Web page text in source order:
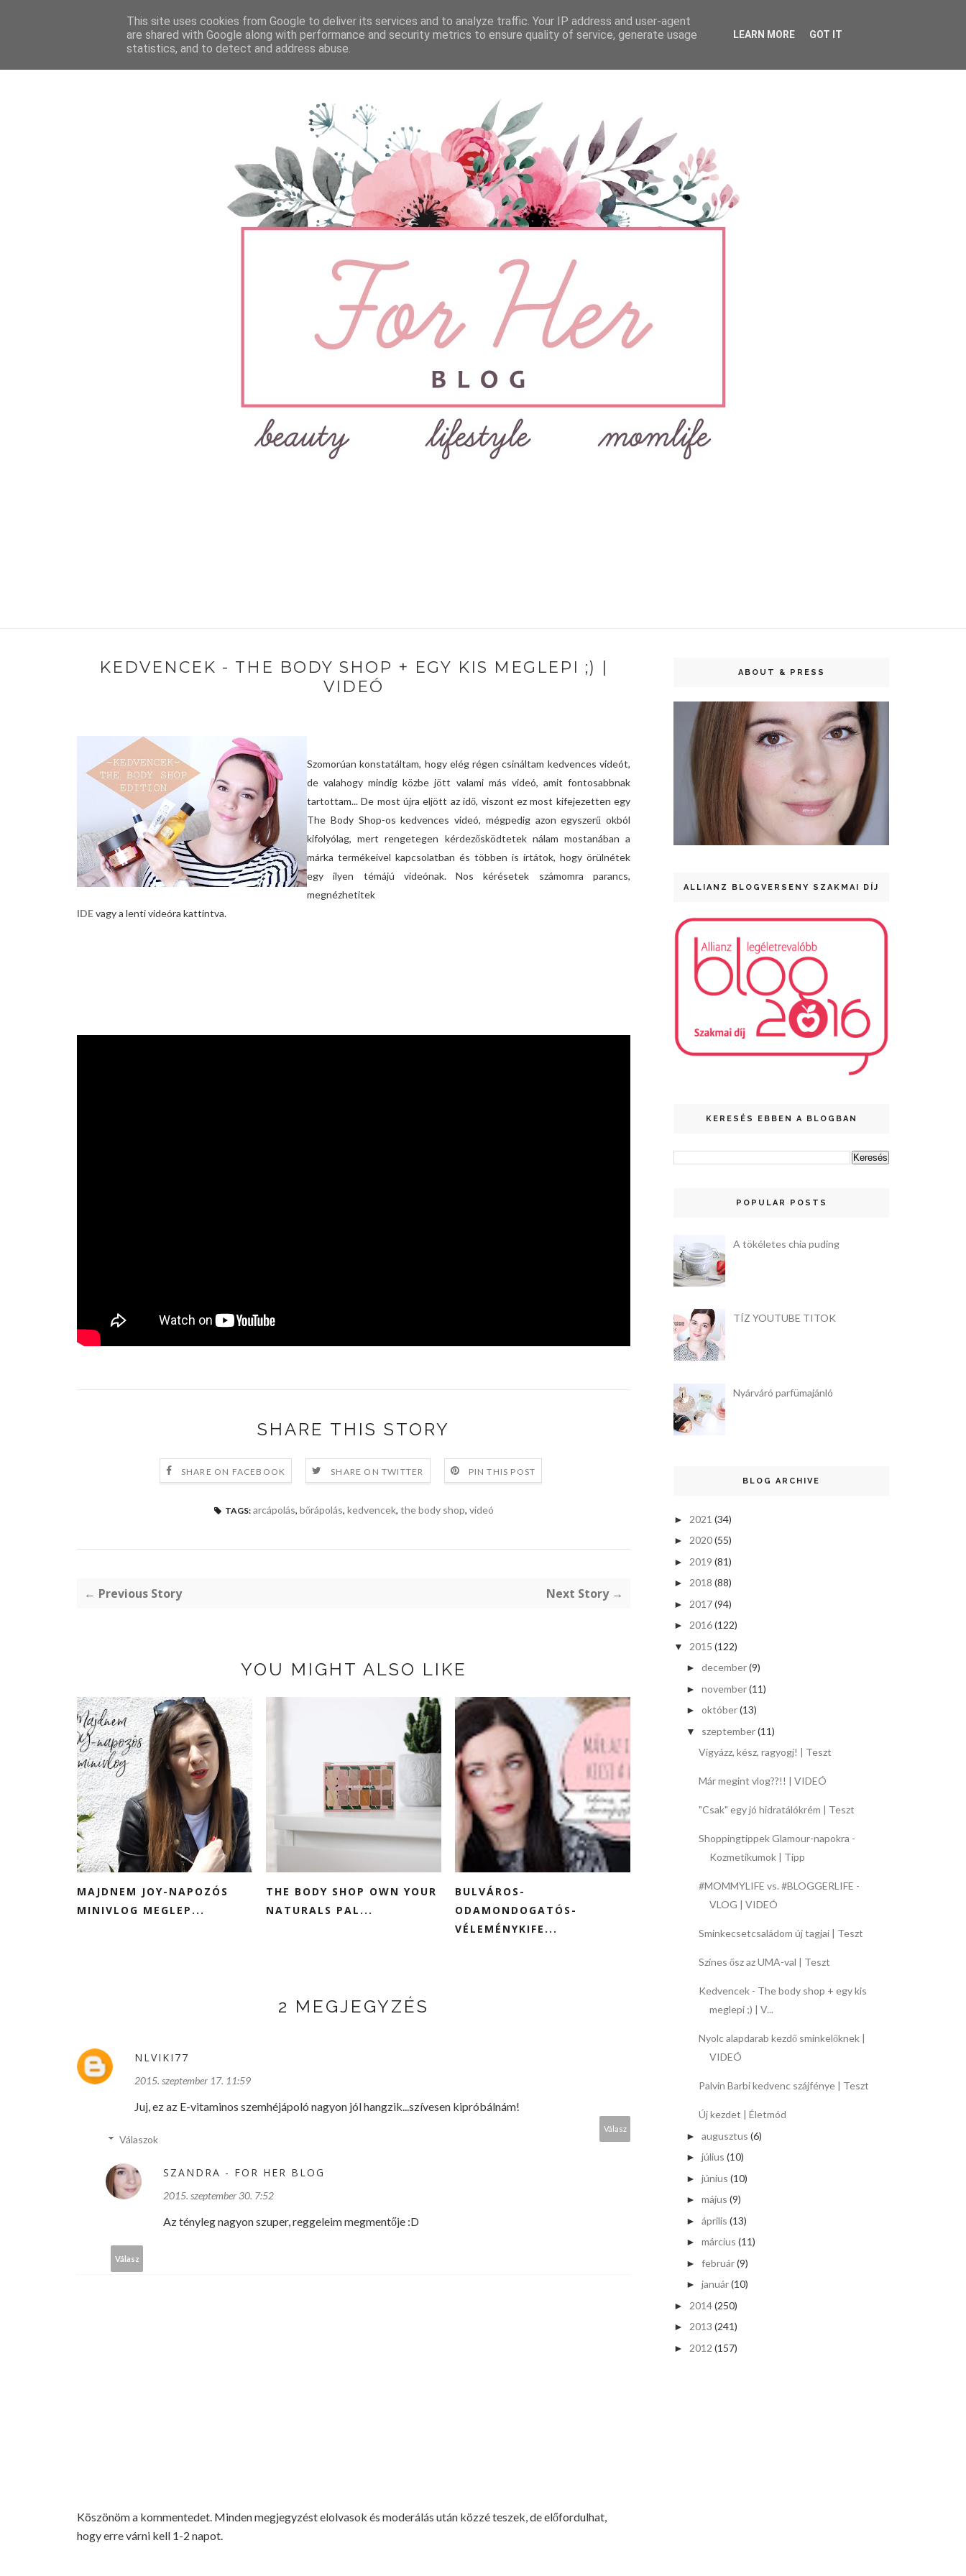
TERMÉKTESZTEK BŐRÁPOLÁS ÉLETMÓD BABA SZEMÉLYES VIDEÓ
KEDVENCEK - THE BODY SHOP + EGY KIS MEGLEPI ;) |
VIDEÓ
Szomorúan konstatáltam, hogy elég régen csináltam kedvences videót,
de valahogy mindig közbe jött valami más videó, amit fontosabbnak
tartottam... De most újra eljött az idő, viszont ez most kifejezetten egy
The Body Shop-os kedvences videó, mégpedig azon egyszerű okból
kifolyólag, mert rengetegen kérdezősködtetek nálam mostanában a
márka termékeivel kapcsolatban és többen is írtátok, hogy örülnétek
egy ilyen témájú videónak. Nos kérésetek számomra parancs,
megnézhetitek
IDEvagy a lenti videóra kattintva.
SHARE THIS STORY
SHARE ON FACEBOOK SHARE ON TWITTER PIN THIS POST
TAGS: arcápolás, bőrápolás, kedvencek, the body shop, videó
← Previous Story Next Story →
YOU MIGHT ALSO LIKE
MAJDNEM JOY-NAPOZÓS
MINIVLOG MEGLEP...
THE BODY SHOP OWN YOUR
NATURALS PAL...
BULVÁROS-
ODAMONDOGATÓS-
VÉLEMÉNYKIFE...
2 MEGJEGYZÉS
NLVIKI77
2015. szeptember 17. 11:59
Juj, ez az E-vitaminos szemhéjápoló nagyon jól hangzik...szívesen kipróbálnám!
Válasz
Válaszok
SZANDRA - FOR HER BLOG
2015. szeptember 30. 7:52
Az tényleg nagyon szuper, reggeleim megmentője :D
Válasz
Köszönöm a kommentedet. Minden megjegyzést elolvasok és moderálás után közzé teszek, de előfordulhat,
hogy erre várni kell 1-2 napot.
ABOUT & PRESS
ALLIANZ BLOGVERSENY SZAKMAI DÍJ
KERESÉS EBBEN A BLOGBAN
POPULAR POSTS
A tökéletes chia puding
TÍZ YOUTUBE TITOK
Nyárváró parfümajánló
BLOG ARCHIVE
► 2021 (34)
► 2020(55)
► 2019 (81)
► 2018 (88)
► 2017(94)
► 2016(122)
▼ 2015 (122)
► december(9)
► november(11)
► október(13)
▼ szeptember(11)
Vigyázz, kész, ragyogj! | Teszt
Már megint vlog??!! | VIDEÓ
"Csak" egy jó hidratálókrém | Teszt
Shoppingtippek Glamour-napokra -
Kozmetikumok | Tipp
#MOMMYLIFE vs. #BLOGGERLIFE -
VLOG | VIDEÓ
Sminkecsetcsaládom új tagjai | Teszt
Színes ősz az UMA-val | Teszt
Kedvencek - The body shop + egy kis
meglepi ;) | V...
Nyolc alapdarab kezdő sminkelőknek |
VIDEÓ
Palvin Barbi kedvenc szájfénye | Teszt
Új kezdet | Életmód
► augusztus (6)
► július (10)
► június (10)
► május (9)
► április (13)
► március (11)
► február(9)
► január(10)
► 2014(250)
► 2013 (241)
► 2012 (157)
This site uses cookies from Google to deliver its services and to analyze traffic. Your IP address and user-agent
are shared with Google along with performance and security metrics to ensure quality of service, generate usage
statistics, and to detect and address abuse.
LEARN MORE GOT IT